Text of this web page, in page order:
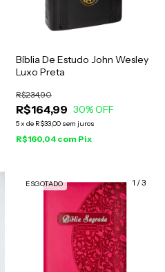
Bíblia De Estudo John Wesley
Luxo Preta
R$164,99
R$234,90
30% OFF
5x de R$33,00 sem juros
R$160,04 com Pix
1 /3
ESGOTADO